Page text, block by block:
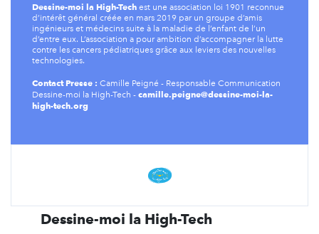
Dessine-moi la High-Tech est une association loi 1901 reconnue
d’intérêt général créée en mars 2019 par un groupe d’amis
ingénieurs et médecins suite à la maladie de l’enfant de l’un
d’entre eux. L’association a pour ambition d’accompagner la lutte
contre les cancers pédiatriques grâce aux leviers des nouvelles
technologies.
Contact Presse : Camille Peigné - Responsable Communication
Dessine-moi la High-Tech - camille.peigne@dessine-moi-la-
high-tech.org
Dessine-moi la High-Tech